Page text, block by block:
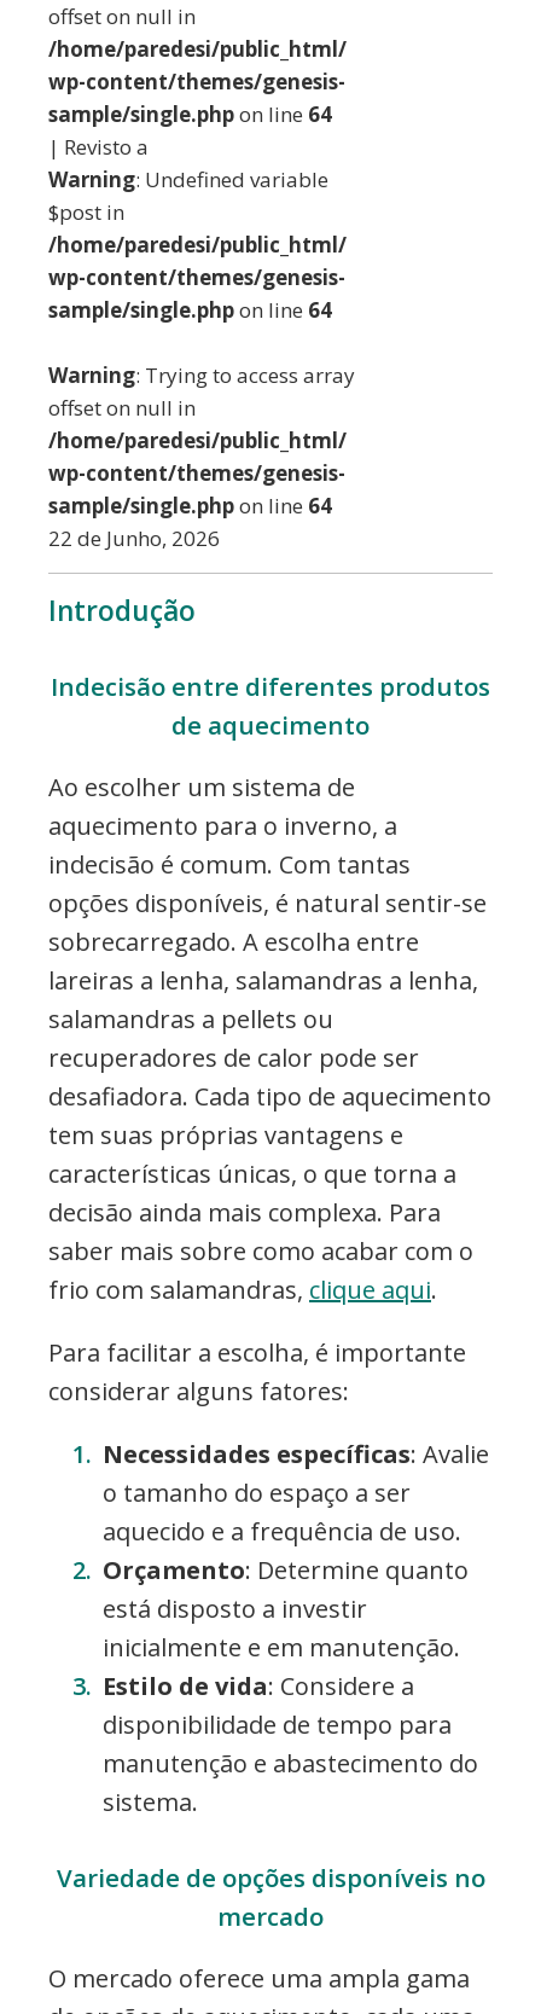
offset on null in
/home/paredesi/public_html/
wp-content/themes/genesis-
sample/single.phpon line 64
| Revisto a
Warning: Undefined variable
$post in
/home/paredesi/public_html/
wp-content/themes/genesis-
sample/single.phpon line 64
Warning: Trying to access array
offset on null in
/home/paredesi/public_html/
wp-content/themes/genesis-
sample/single.phpon line 64
22 de Junho, 2026
Introdução
Indecisão entre diferentes produtos
de aquecimento
Ao escolher um sistema de
aquecimento para o inverno, a
indecisão é comum. Com tantas
opções disponíveis, é natural sentir-se
sobrecarregado. A escolha entre
lareiras a lenha, salamandras a lenha,
salamandras a pellets ou
recuperadores de calor pode ser
desafiadora. Cada tipo de aquecimento
tem suas próprias vantagens e
características únicas, o que torna a
decisão ainda mais complexa. Para
saber mais sobre como acabar com o
frio com salamandras, clique aqui.
Para facilitar a escolha, é importante
considerar alguns fatores:
Necessidades específicas: Avalie
o tamanho do espaço a ser
aquecido e a frequência de uso.
Orçamento: Determine quanto
está disposto a investir
inicialmente e em manutenção.
Estilo de vida: Considere a
disponibilidade de tempo para
manutenção e abastecimento do
sistema.
Variedade de opções disponíveis no
mercado
O mercado oferece uma ampla gama